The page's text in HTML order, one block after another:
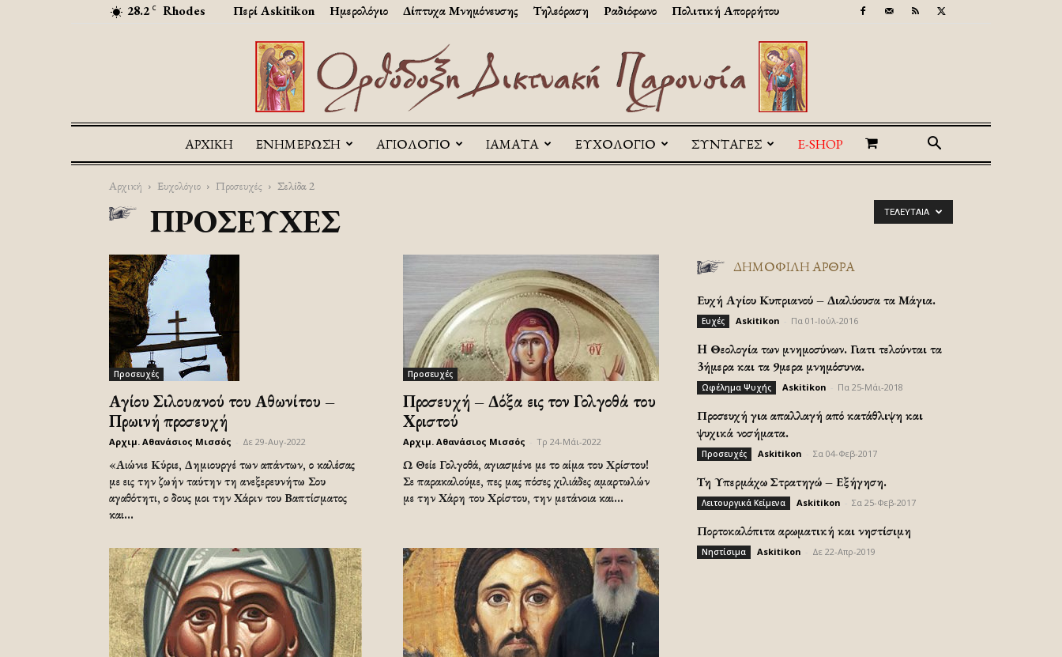
28.2 C Rhodes Περί Askitikon Ημερολόγιο Δίπτυχα Μνημόνευσης Τηλεόραση Ραδιόφωνο Πολιτική Απορρήτου
Askitikon
ΑΡΧΙΚΉ ΕΝΗΜΕΡΩΣΗ ΑΓΙΟΛΟΓΙΟ ΙΑΜΑΤΑ ΕΥΧΟΛΟΓΙΟ ΣΥΝΤΑΓΕΣ E-SHOP
Αρχική Ευχολόγιο Προσευχές Σελίδα 2
ΠΡΟΣΕΥΧΈΣ ΤΕΛΕΥΤΑΊΑ
Προσευχές
Αγίου Σιλουανού του Αθωνίτου –
Πρωινή προσευχή
Αρχιμ. Αθανάσιος Μισσός Δε 29-Αυγ-2022
«Αιώνιε Κύριε, Δημιουργέ των απάντων, ο καλέσας
με εις την ζωήν ταύτην τη ανεξερευνήτω Σου
αγαθότητι, ο δους μοι την Χάριν του Βαπτίσματος
και...
Προσευχές
Προσευχή – Δόξα εις τον Γολγοθά του
Χριστού
Αρχιμ. Αθανάσιος Μισσός Τρ 24-Μάι-2022
Ω Θείε Γολγοθά, αγιασμένε με το αίμα του Χρίστου!
Σε παρακαλούμε, πες μας πόσες χιλιάδες αμαρτωλών
με την Χάρη του Χρίστου, την μετάνοια και...
ΔΗΜΟΦΙΛΗ ΑΡΘΡΑ
Ευχή Αγίου Κυπριανού – Διαλύουσα τα Μάγια.
Ευχές Askitikon Πα 01-Ιούλ-2016
H Θεολογία των μνημοσύνων. Γιατι τελούνται τα
3ήμερα και τα 9μερα μνημόσυνα.
Ωφέλημα Ψυχής Askitikon Πα 25-Μάι-2018
Προσευχή για απαλλαγή από κατάθλιψη και
ψυχικά νοσήματα.
Προσευχές Askitikon Σα 04-Φεβ-2017
Τη Υπερμάχω Στρατηγώ – Εξήγηση.
Λειτουργικά Κείμενα Askitikon Σα 25-Φεβ-2017
Πορτοκαλόπιτα αρωματική και νηστίσιμη
Νηστίσιμα Askitikon Δε 22-Απρ-2019